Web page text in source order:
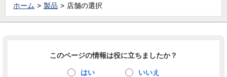
ホーム 製品 店舗の選択
このページの情報は役に立ちましたか？
はい いいえ